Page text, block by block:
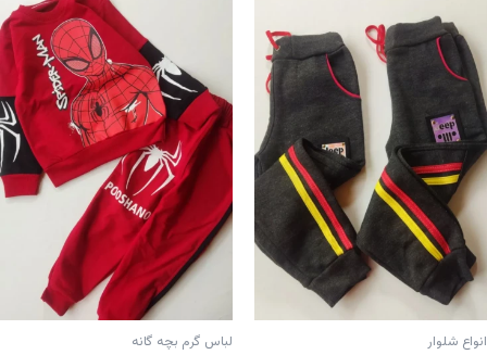
می
باشد.
گزینه
ها
ممکن
است
در
صفحه
محصول
انتخاب
شوند
مختلفی
می
باشد.
گزینه
ها
ممکن
است
صفحه
محصول
انتخاب
شوند
انواع شلوار لباس گرم بچه گانه